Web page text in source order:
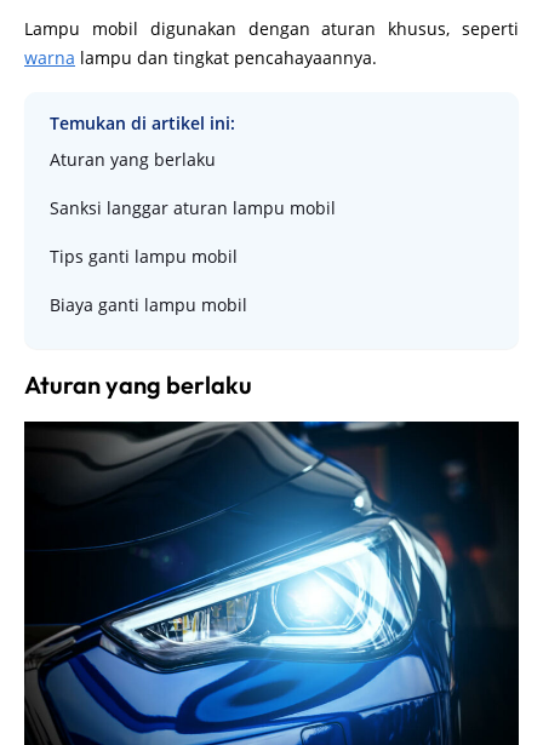
Lampu mobil digunakan dengan aturan khusus, seperti
warna lampu dan tingkat pencahayaannya.
Temukan di artikel ini:
Aturan yang berlaku
Sanksi langgar aturan lampu mobil
Tips ganti lampu mobil
Biaya ganti lampu mobil
Aturan yang berlaku